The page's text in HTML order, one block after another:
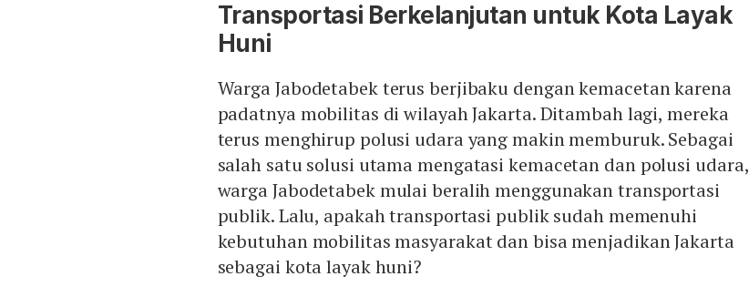
Transportasi Berkelanjutan untuk Kota Layak
Huni
Warga Jabodetabek terus berjibaku dengan kemacetan karena
padatnya mobilitas di wilayah Jakarta. Ditambah lagi, mereka
terus menghirup polusi udara yang makin memburuk. Sebagai
salah satu solusi utama mengatasi kemacetan dan polusi udara,
warga Jabodetabek mulai beralih menggunakan transportasi
publik. Lalu, apakah transportasi publik sudah memenuhi
kebutuhan mobilitas masyarakat dan bisa menjadikan Jakarta
sebagai kota layak huni?